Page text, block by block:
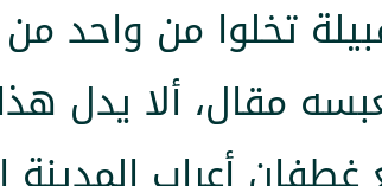
تخلوا من واحد
مقال، ألا يدل